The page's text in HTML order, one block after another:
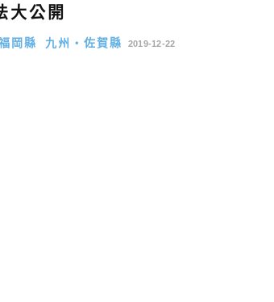
大公開
岡縣 九州・佐賀縣 2019-12-22